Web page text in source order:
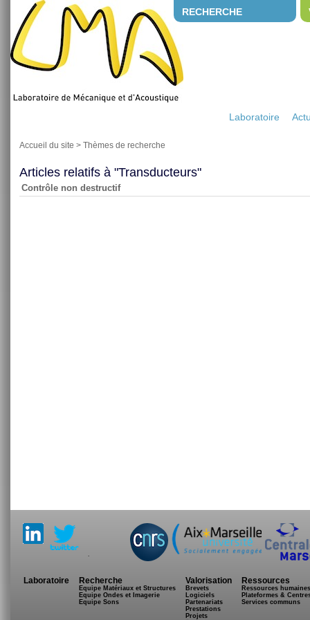
RECHERCHE
Laboratoire
Accueil du site > Thèmes de recherche
Articles relatifs à "Transducteurs"
Contrôle non destructif
.
Laboratoire Recherche
Equipe Matériaux et Structures
Equipe Ondes et Imagerie
Equipe Sons
Valorisation
Brevets
Logiciels
Partenariats
Prestations
Projets
Ressources
Ressources humaines
Plateformes &
Services communs